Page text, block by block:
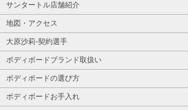
サンタートル店舗紹介
地図・アクセス
大原沙莉-契約選手
ボディボードブランド取扱い
ボディボードの選び方
ボディボードお手入れ